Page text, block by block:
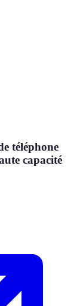
téléphone
capacité